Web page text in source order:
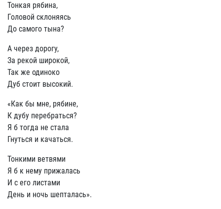
Тонкая рябина,
Головой склоняясь
До самого тына?
А через дорогу,
За рекой широкой,
Так же одиноко
Дуб стоит высокий.
«Как бы мне, рябине,
К дубу перебраться?
Я б тогда не стала
Гнуться и качаться.
Тонкими ветвями
Я б к нему прижалась
И с его листами
День и ночь шепталась».